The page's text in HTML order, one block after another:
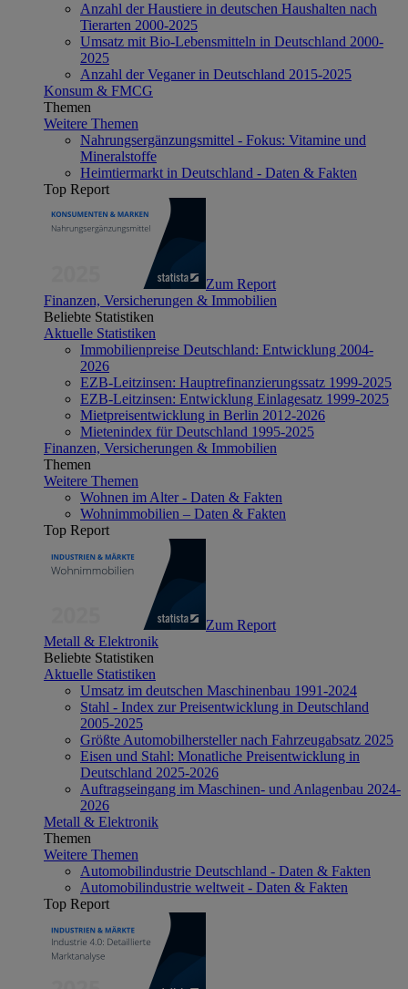
Anzahl der Haustiere in deutschen Haushalten nach
Tierarten 2000-2025
Umsatz mit Bio-Lebensmitteln in Deutschland 2000-
2025
Anzahl der Veganer in Deutschland 2015-2025
Konsum & FMCG
Themen
Weitere Themen
Nahrungsergänzungsmittel - Fokus: Vitamine und
Mineralstoffe
Heimtiermarkt in Deutschland - Daten & Fakten
Top Report
Zum Report
Finanzen, Versicherungen & Immobilien
Beliebte Statistiken
Aktuelle Statistiken
Immobilienpreise Deutschland: Entwicklung 2004-
2026
EZB-Leitzinsen: Hauptrefinanzierungssatz 1999-2025
EZB-Leitzinsen: Entwicklung Einlagesatz 1999-2025
Mietpreisentwicklung in Berlin 2012-2026
Mietenindex für Deutschland 1995-2025
Finanzen, Versicherungen & Immobilien
Themen
Weitere Themen
Wohnen im Alter - Daten & Fakten
Wohnimmobilien – Daten & Fakten
Top Report
Zum Report
Metall & Elektronik
Beliebte Statistiken
Aktuelle Statistiken
Umsatz im deutschen Maschinenbau 1991-2024
Stahl - Index zur Preisentwicklung in Deutschland
2005-2025
Größte Automobilhersteller nach Fahrzeugabsatz 2025
Eisen und Stahl: Monatliche Preisentwicklung in
Deutschland 2025-2026
Auftragseingang im Maschinen- und Anlagenbau 2024-
2026
Metall & Elektronik
Themen
Weitere Themen
Automobilindustrie Deutschland - Daten & Fakten
Automobilindustrie weltweit - Daten & Fakten
Top Report